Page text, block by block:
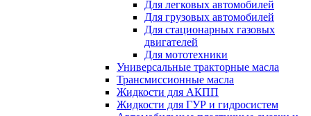
Для легковых автомобилей
Для грузовых автомобилей
Для стационарных газовых
двигателей
Для мототехники
Универсальные тракторные масла
Трансмиссионные масла
Жидкости для АКПП
Жидкости для ГУР и гидросистем